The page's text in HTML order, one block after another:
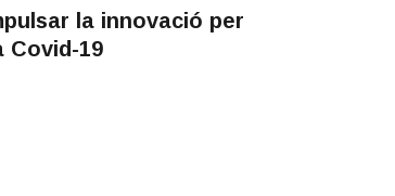
la innovació per
Covid-19